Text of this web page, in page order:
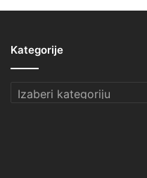
Kategorije
Kategorije